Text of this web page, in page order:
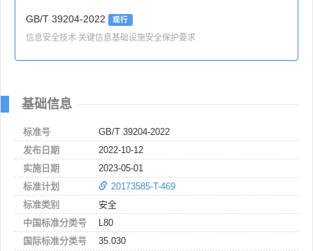
GB/T 39204-2022 现行
信息安全技术 关键信息基础设施安全保护要求
基础信息
标准号
GB/T 39204-2022
发布日期
2022-10-12
实施日期
2023-05-01
标准计划
20173585-T-469
标准类别
安全
中国标准分类号
L80
国际标准分类号
35.030